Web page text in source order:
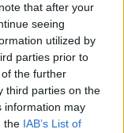
that after your
seeing
utilized by
parties prior to
the further
third parties on the
information may
the IAB’s List of